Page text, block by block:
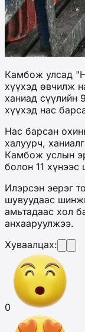
Камбож улсад
хүүхэд өвчилж
ханиад сүүлийн
хүүхэд нас
Нас барсан
халуурч,
Камбож услын
болон 11
Илэрсэн эерэг
шувуудаас
амьтадаас хол
анхааруулжээ.
Хуваалцах:
0